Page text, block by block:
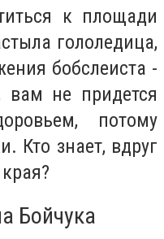
к площади
гололедица,
бобслеиста -
вам не придется
потому
Кто знает, вдруг
Бойчука